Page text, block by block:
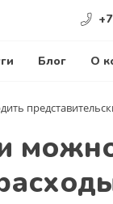
Блог О